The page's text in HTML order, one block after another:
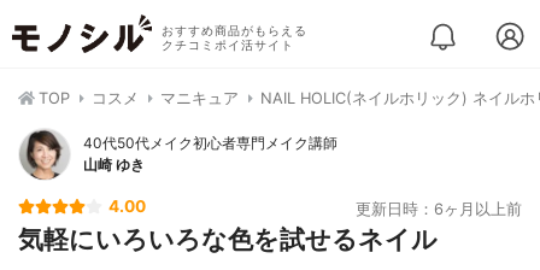
おすすめ商品がもらえる
クチコミポイ活サイト
TOP コスメ マニキュア NAIL HOLIC(ネイルホリック) ネイルホ
40代50代メイク初心者専門メイク講師
山崎 ゆき
4.00 更新日時：6ヶ月以上前
気軽にいろいろな色を試せるネイル